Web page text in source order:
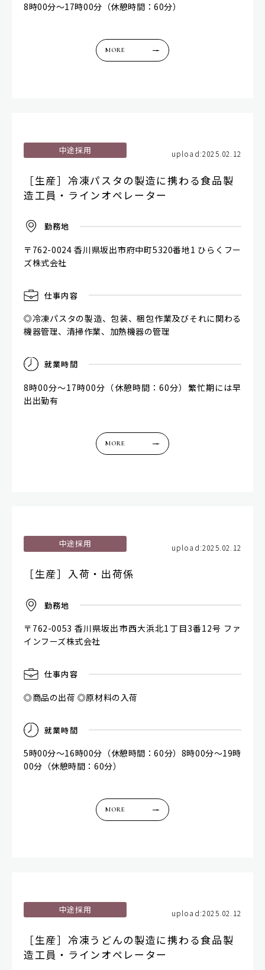
8時00分～17時00分（休憩時間：60分）
MORE
中途採用
［生産］冷凍パスタの製造に携わる食品製
造工員・ラインオペレーター
upload:2025.02.12
勤務地
〒762-0024 香川県坂出市府中町5320番地1 ひらくフー
ズ株式会社
仕事内容
◎冷凍パスタの製造、包装、梱包作業及びそれに関わる
機器管理、清掃作業、加熱機器の管理
就業時間
8時00分～17時00分（休憩時間：60分）繁忙期には早
出出勤有
MORE
中途採用
［生産］入荷・出荷係
upload:2025.02.12
勤務地
〒762-0053 香川県坂出市西大浜北1丁目3番12号 ファ
インフーズ株式会社
仕事内容
◎商品の出荷 ◎原材料の入荷
就業時間
5時00分～16時00分（休憩時間：60分）8時00分～19時
00分（休憩時間：60分）
MORE
中途採用
［生産］冷凍うどんの製造に携わる食品製
造工員・ラインオペレーター
upload:2025.02.12